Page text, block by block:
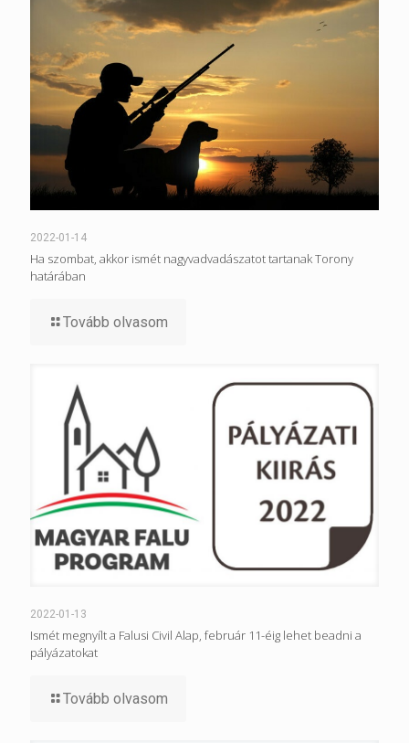
2022-01-14
Ha szombat, akkor ismét nagyvadvadászatot tartanak Torony
határában
Tovább olvasom
2022-01-13
Ismét megnyílt a Falusi Civil Alap, február 11-éig lehet beadni a
pályázatokat
Tovább olvasom